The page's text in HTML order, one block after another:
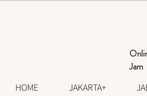
Jam
HOME JAKARTA+